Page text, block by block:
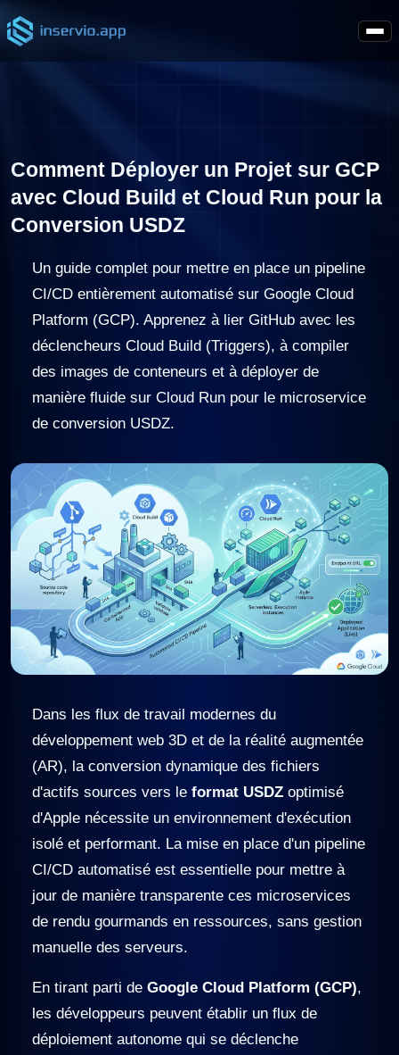
Comment Déployer un Projet sur GCP
avec Cloud Build et Cloud Run pour la
Conversion USDZ
Un guide complet pour mettre en place un pipeline
CI/CD entièrement automatisé sur Google Cloud
Platform (GCP). Apprenez à lier GitHub avec les
déclencheurs Cloud Build (Triggers), à compiler
des images de conteneurs et à déployer de
manière fluide sur Cloud Run pour le microservice
de conversion USDZ.
Dans les flux de travail modernes du
développement web 3D et de la réalité augmentée
(AR), la conversion dynamique des fichiers
d'actifs sources vers le format USDZ optimisé
d'Apple nécessite un environnement d'exécution
isolé et performant. La mise en place d'un pipeline
CI/CD automatisé est essentielle pour mettre à
jour de manière transparente ces microservices
de rendu gourmands en ressources, sans gestion
manuelle des serveurs.
En tirant parti de Google Cloud Platform (GCP),
les développeurs peuvent établir un flux de
déploiement autonome qui se déclenche